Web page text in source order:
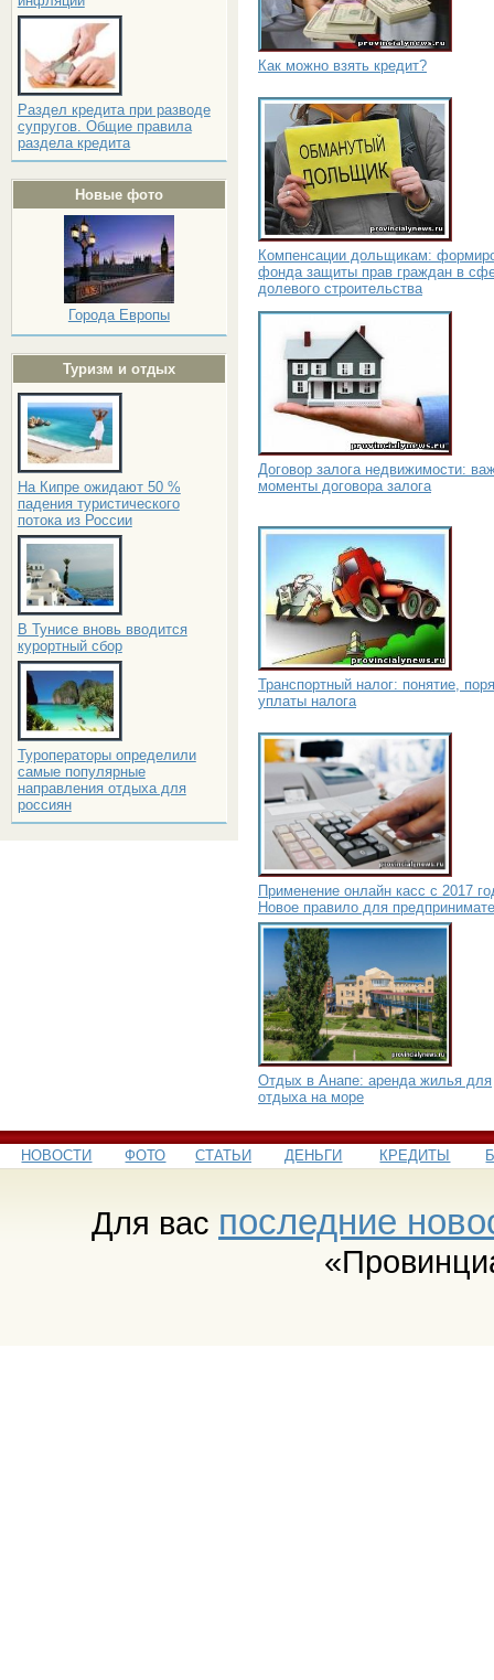
Раздел кредита при разводе
супругов. Общие правила
раздела кредита
Новые фото
Города Европы
Туризм и отдых
На Кипре ожидают 50 %
падения туристического
потока из России
В Тунисе вновь вводится
курортный сбор
Туроператоры определили
самые популярные
направления отдыха для
россиян
Как можно взять кредит?
Компенсации дольщикам:
фонда защиты прав граждан в
долевого строительства
Договор залога недвижимости:
моменты договора залога
Транспортный налог: понятие,
уплаты налога
Применение онлайн касс с 2017
Новое правило для
Отдых в Анапе: аренда жилья для
отдыха на море
НОВОСТИ ФОТО СТАТЬИ ДЕНЬГИ КРЕДИТЫ
Для вас последние